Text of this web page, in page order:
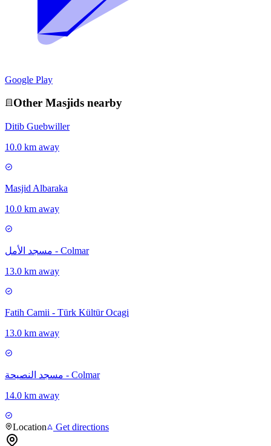
Google Play
Other Masjids nearby
Ditib Guebwiller
10.0 km away
Masjid Albaraka
10.0 km away
مسجد الأمل - Colmar
13.0 km away
Fatih Camii - Türk Kültür Ocagi
13.0 km away
مسجد النصيحة - Colmar
14.0 km away
Location Get directions